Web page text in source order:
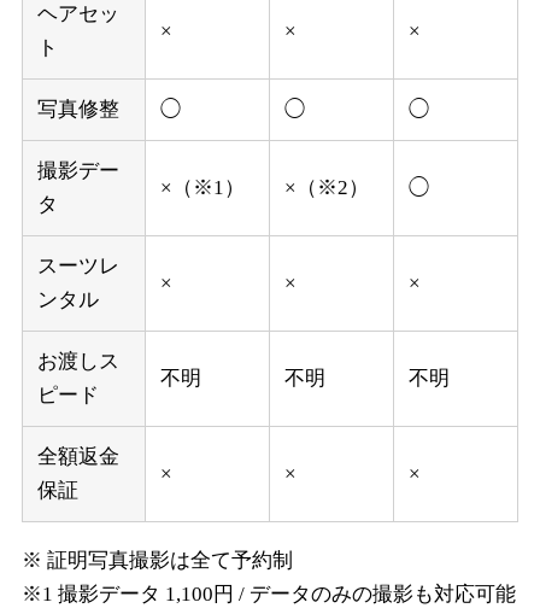
ヘアセッ
ト
× × ×
写真修整 ◯ ◯ ◯
撮影デー
タ
×（※1） ×（※2） ◯
スーツレ
ンタル
× × ×
お渡しス
ピード
不明 不明 不明
全額返金
保証
× × ×
※ 証明写真撮影は全て予約制
※1 撮影データ 1,100円 / データのみの撮影も対応可能